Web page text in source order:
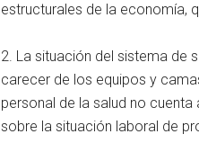
estructurales de la economía,
2. La situación del sistema de
carecer de los equipos y
personal de la salud no
sobre la situación laboral de